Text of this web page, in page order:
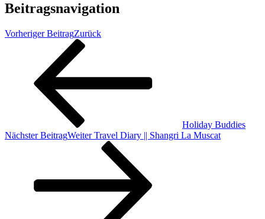
Beitragsnavigation
Vorheriger BeitragZurück
Holiday Buddies
Nächster BeitragWeiter Travel Diary || Shangri La Muscat